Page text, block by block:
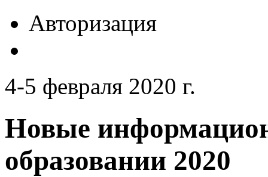
Авторизация
4-5 февраля 2020 г.
Новые
образовании 2020